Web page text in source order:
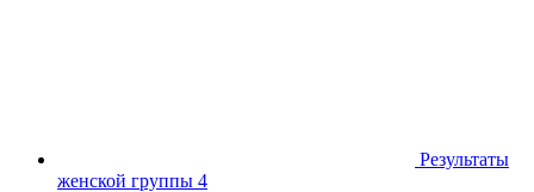
Результаты
женской группы 4